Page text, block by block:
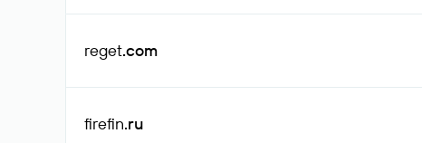
reget.com
firefin.ru